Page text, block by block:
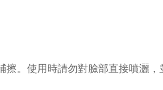
。使用時請勿對臉部直接噴灑